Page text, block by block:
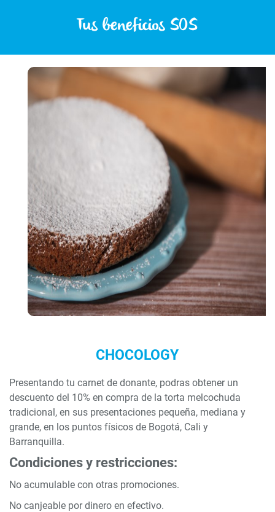
CHOCOLOGY
Presentando tu carnet de donante, podras obtener un
descuento del 10% en compra de la torta melcochuda
tradicional, en sus presentaciones pequeña, mediana y
grande, en los puntos físicos de Bogotá, Cali y
Barranquilla.
Condiciones y restricciones:
No acumulable con otras promociones.
No canjeable por dinero en efectivo.